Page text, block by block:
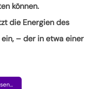
können.
die Energien des
– der in etwa einer